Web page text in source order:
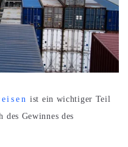
ist ein wichtiger Teil
Gewinnes des